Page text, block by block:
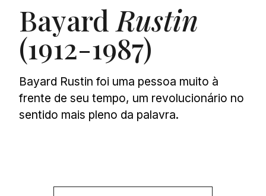
BayardRustin
(1912-1987)
Bayard Rustin foi uma pessoa muito à
frente de seu tempo, um revolucionário no
sentido mais pleno da palavra.